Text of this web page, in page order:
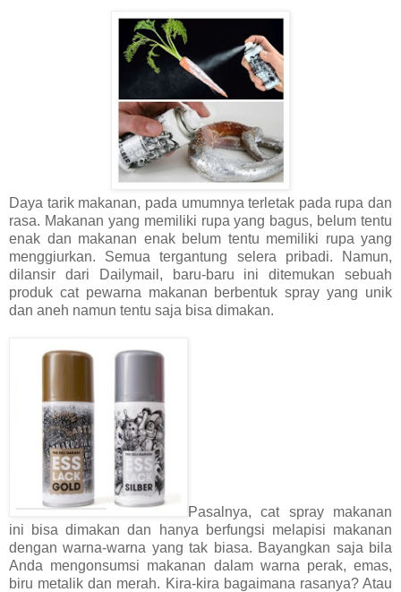
Daya tarik makanan, pada umumnya terletak pada rupa dan
rasa. Makanan yang memiliki rupa yang bagus, belum tentu
enak dan makanan enak belum tentu memiliki rupa yang
menggiurkan. Semua tergantung selera pribadi. Namun,
dilansir dari Dailymail, baru-baru ini ditemukan sebuah
produk cat pewarna makanan berbentuk spray yang unik
dan aneh namun tentu saja bisa dimakan.
Pasalnya, cat spray makanan
ini bisa dimakan dan hanya berfungsi melapisi makanan
dengan warna-warna yang tak biasa. Bayangkan saja bila
Anda mengonsumsi makanan dalam warna perak, emas,
biru metalik dan merah. Kira-kira bagaimana rasanya? Atau